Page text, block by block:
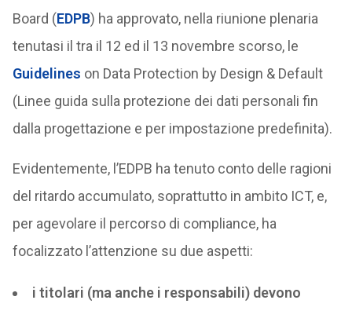
Board (EDPB) ha approvato, nella riunione plenaria
tenutasi il tra il 12 ed il 13 novembre scorso, le
Guidelines on Data Protection by Design & Default
(Linee guida sulla protezione dei dati personali fin
dalla progettazione e per impostazione predefinita).
Evidentemente, l’EDPB ha tenuto conto delle ragioni
del ritardo accumulato, soprattutto in ambito ICT, e,
per agevolare il percorso di compliance, ha
focalizzato l’attenzione su due aspetti:
i titolari (ma anche i responsabili) devono